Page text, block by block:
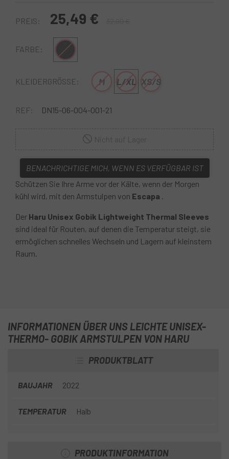
PREIS: 25,49 €
FARBE: Schwarz
KLEIDERGRÖSSE: M L/XL XS/S
REF: DN15-06-004-001-21
BENACHRICHTIGE MICH, WENN ES VERFÜGBAR IST
Schützen Sie Ihre Arme vor der Kälte, wenn der Morgen
kühl wird, mit den Armstulpen von Escapa .
Der Haru Unisex Gobik Lightweight Thermal Sleeves
sind ideal für Routen, auf denen die Temperatur steigt, sie
ermöglichen schnelles Wechseln und Lagern auf kleinstem
Raum.
INFORMATIONEN ÜBER UNS LEICHTE UNISEX-
THERMO- GOBIK ARMSTULPEN VON HARU
PRODUKTBLATT
BAUJAHR 2022
TEMPERATUR Halb
PRODUKTINFORMATION